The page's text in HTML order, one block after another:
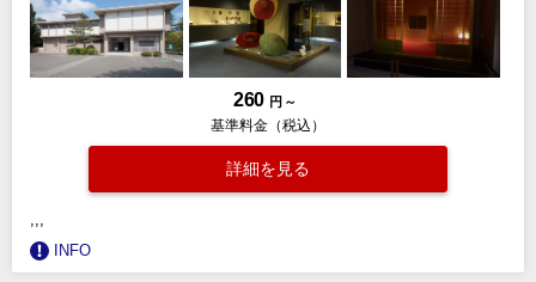
260 円 ～
基準料金（税込）
詳細を見る
,,,
INFO